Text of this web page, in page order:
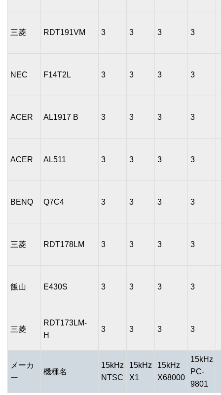
メーカ
ー
機種名
15kHz
NTSC
15kHz
X1
15kHz
X68000
15kHz
PC-
9801
三菱 RDT191VM 3 3 3 3
NEC F14T2L 3 3 3 3
ACER AL1917 B 3 3 3 3
ACER AL511 3 3 3 3
BENQ Q7C4 3 3 3 3
三菱 RDT178LM 3 3 3 3
飯山 E430S 3 3 3 3
三菱
RDT173LM-
H
3 3 3 3